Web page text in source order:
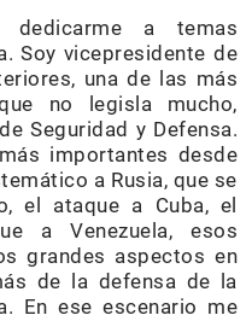
dedicarme a temas
Soy vicepresidente de
una de las más
no legisla mucho,
Seguridad y Defensa.
importantes desde
a Rusia, que se
el ataque a Cuba, el
a Venezuela, esos
grandes aspectos en
de la defensa de la
En ese escenario me